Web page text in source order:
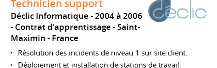
Technicien support
Déclic Informatique
2004 à 2006
Contrat d'apprentissage
Saint-
Maximin
France
Résolution des incidents de niveau 1 sur site client.
Déploiement et installation de stations de travail.